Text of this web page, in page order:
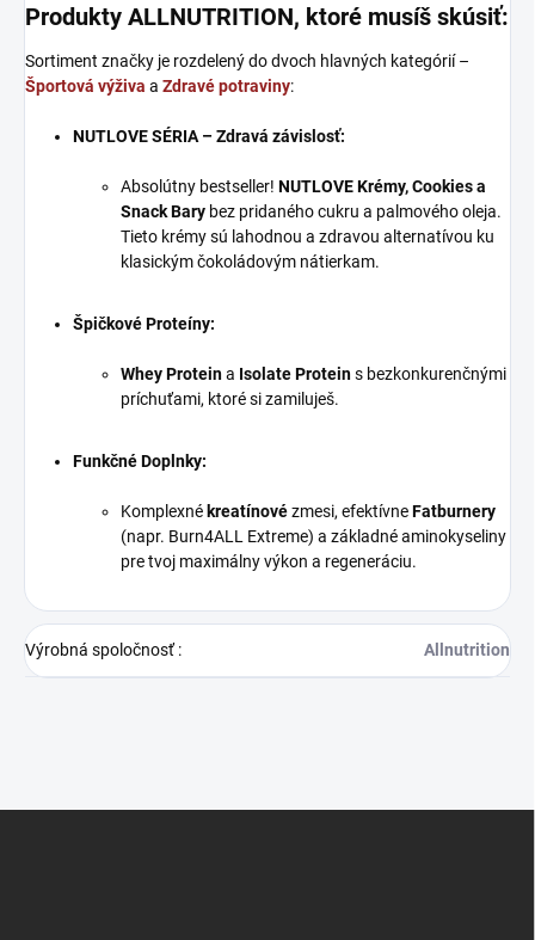
Produkty ALLNUTRITION, ktoré musíš skúsiť:
Sortiment značky je rozdelený do dvoch hlavných kategórií –
Športová výživa a Zdravé potraviny:
NUTLOVE SÉRIA – Zdravá závislosť:
Absolútny bestseller! NUTLOVE Krémy, Cookies a
Snack Bary bez pridaného cukru a palmového oleja.
Tieto krémy sú lahodnou a zdravou alternatívou ku
klasickým čokoládovým nátierkam.
Špičkové Proteíny:
Whey Proteina Isolate Proteins bezkonkurenčnými
príchuťami, ktoré si zamiluješ.
Funkčné Doplnky:
Komplexné kreatínovézmesi, efektívneFatburnery
(napr. Burn4ALL Extreme) a základné aminokyseliny
pre tvoj maximálny výkon a regeneráciu.
Výrobná spoločnosť: Allnutrition